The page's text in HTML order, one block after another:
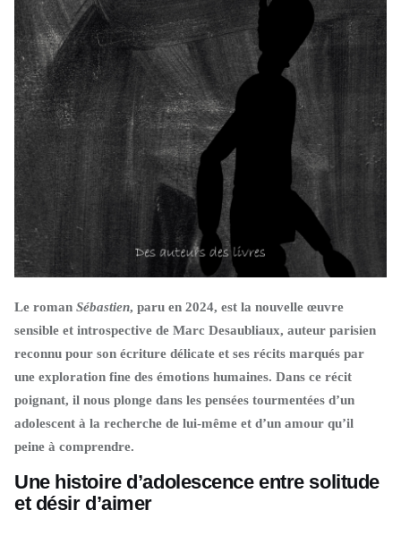
Le roman Sébastien, paru en 2024, est la nouvelle œuvre
sensible et introspective de Marc Desaubliaux, auteur parisien
reconnu pour son écriture délicate et ses récits marqués par
une exploration fine des émotions humaines. Dans ce récit
poignant, il nous plonge dans les pensées tourmentées d’un
adolescent à la recherche de lui-même et d’un amour qu’il
peine à comprendre.
Une histoire d’adolescence entre solitude
et désir d’aimer